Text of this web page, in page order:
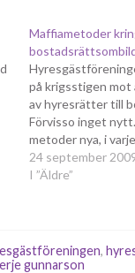
Maffiametoder
på krigsstigen mot
av hyresrätter till
Förvisso inget
metoder nya, i
Dessutom har
Teres Lindberg
24 september
I ”Äldre”
,
gunnarson